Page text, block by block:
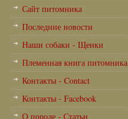
Сайт питомника
Последние новости
Наши собаки - Щенки
Племенная книга питомника
Контакты - Contact
Контакты - Facebook
О породе - Статьи